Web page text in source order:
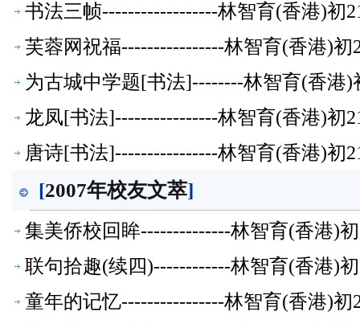
书法三帧------------------林智育(香港)初
芙蓉网祝福----------------林智育(香港)初
为古城中学题[书法]--------林智育(香港)
龙凤[书法]----------------林智育(香港)初
唐诗[书法]----------------林智育(香港)初
[2007年校友文萃]
集美侨校回眸--------------林智育(香港)
联句拾趣(续四)------------林智育(香港)
童年的记忆----------------林智育(香港)初